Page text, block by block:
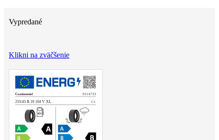
Vypredané
Klikni na zväčšenie